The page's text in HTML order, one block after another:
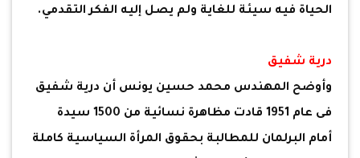
الحياة فيه سيئة للغاية ولم يصل إليه الفكر التقدمي.
درية شفيق
وأوضح المهندس محمد حسين يونس أن درية شفيق
فى عام 1951 قادت مظاهرة نسائية من 1500 سيدة
أمام البرلمان للمطالبة بحقوق المرأة السياسية كاملة